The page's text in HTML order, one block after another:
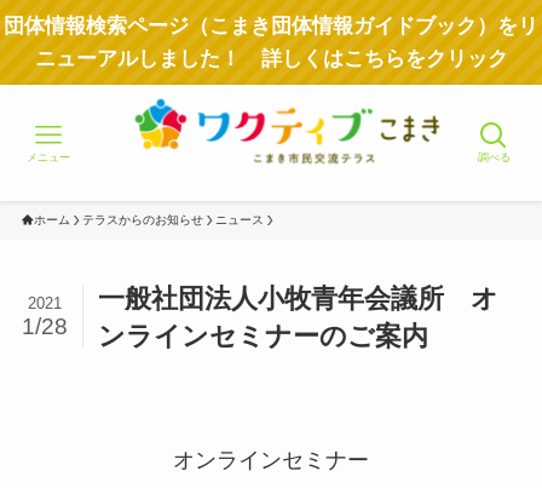
団体情報検索ページ（こまき団体情報ガイドブック）をリ
ニューアルしました！ 詳しくはこちらをクリック
調べる
メニュー
ホーム テラスからのお知らせ ニュース
一般社団法人小牧青年会議所 オ
ンラインセミナーのご案内
2021
1/28
オンラインセミナー